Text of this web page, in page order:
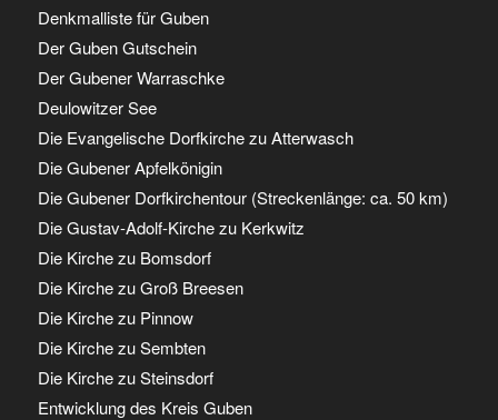
Denkmalliste für Guben
Der Guben Gutschein
Der Gubener Warraschke
Deulowitzer See
Die Evangelische Dorfkirche zu Atterwasch
Die Gubener Apfelkönigin
Die Gubener Dorfkirchentour (Streckenlänge: ca. 50 km)
Die Gustav-Adolf-Kirche zu Kerkwitz
Die Kirche zu Bomsdorf
Die Kirche zu Groß Breesen
Die Kirche zu Pinnow
Die Kirche zu Sembten
Die Kirche zu Steinsdorf
Entwicklung des Kreis Guben